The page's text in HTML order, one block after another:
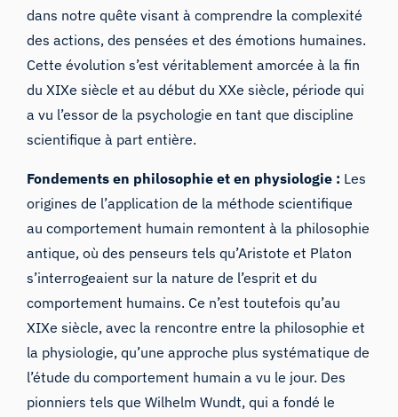
dans notre quête visant à comprendre la complexité
des actions, des pensées et des émotions humaines.
Cette évolution s’est véritablement amorcée à la fin
du XIXe siècle et au début du XXe siècle, période qui
a vu l’essor de la psychologie en tant que discipline
scientifique à part entière.
Fondements en philosophie et en physiologie : Les
origines de l’application de la méthode scientifique
au comportement humain remontent à la philosophie
antique, où des penseurs tels qu’Aristote et Platon
s’interrogeaient sur la nature de l’esprit et du
comportement humains. Ce n’est toutefois qu’au
XIXe siècle, avec la rencontre entre la philosophie et
la physiologie, qu’une approche plus systématique de
l’étude du comportement humain a vu le jour. Des
pionniers tels que Wilhelm Wundt, qui a fondé le